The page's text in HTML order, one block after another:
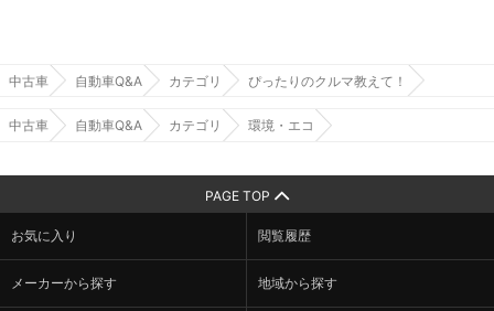
中古車 自動車Q&A カテゴリ ぴったりのクルマ教えて！
中古車 自動車Q&A カテゴリ 環境・エコ
PAGE TOP
お気に入り 閲覧履歴
メーカーから探す 地域から探す